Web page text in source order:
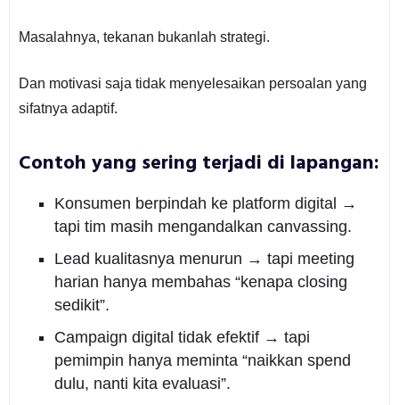
Masalahnya, tekanan bukanlah strategi.
Dan motivasi saja tidak menyelesaikan persoalan yang
sifatnya adaptif.
Contoh yang sering terjadi di lapangan:
Konsumen berpindah ke platform digital →
tapi tim masih mengandalkan canvassing.
Lead kualitasnya menurun → tapi meeting
harian hanya membahas “kenapa closing
sedikit”.
Campaign digital tidak efektif → tapi
pemimpin hanya meminta “naikkan spend
dulu, nanti kita evaluasi”.